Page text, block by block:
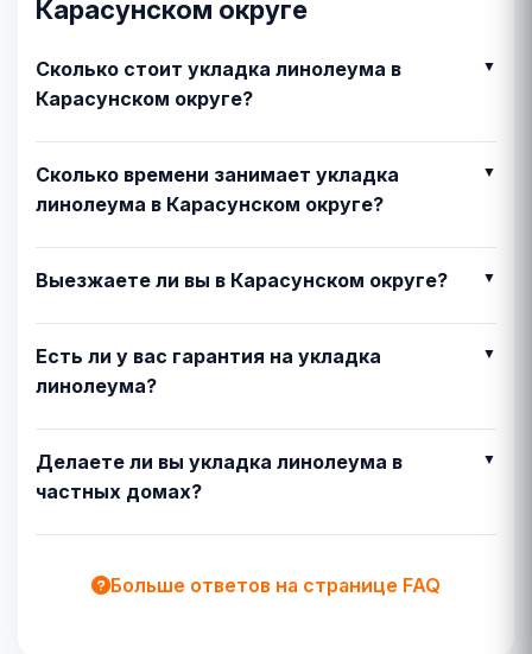
Карасунском округе
Сколько стоит укладка линолеума в
Карасунском округе?
Сколько времени занимает укладка
линолеума в Карасунском округе?
Выезжаете ли вы в Карасунском округе?
Есть ли у вас гарантия на укладка
линолеума?
Делаете ли вы укладка линолеума в
частных домах?
Больше ответов на странице FAQ